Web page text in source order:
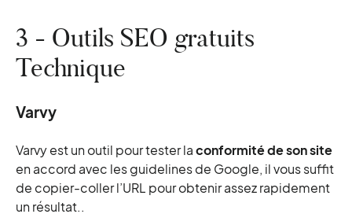
3 - Outils SEO gratuits
Technique
Varvy
Varvy est un outil pour tester laconformité de son site
en accord avec les guidelines de Google, il vous suffit
de copier-coller l’URL pour obtenir assez rapidement
un résultat..